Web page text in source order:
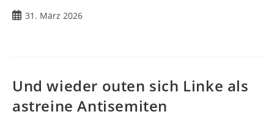
31. März 2026
Und wieder outen sich Linke als
astreine Antisemiten